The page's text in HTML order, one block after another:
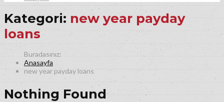
Kategori: new year payday
loans
Anasayfa
new year payday loans
Nothing Found